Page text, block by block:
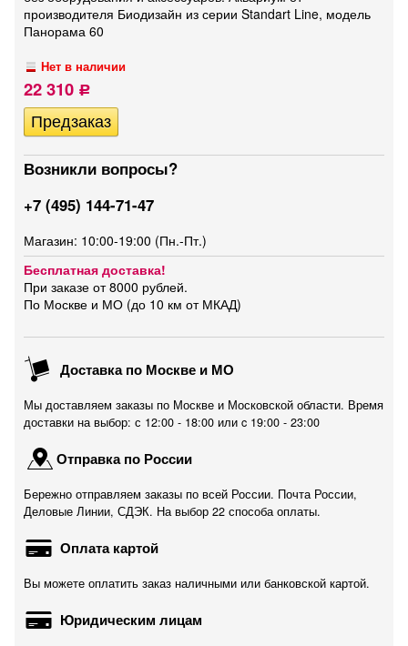
производителя Биодизайн из серии Standart Line, модель
Панорама 60
Нет в наличии
22 310 Р
Возникли вопросы?
+7 (495) 144-71-47
Магазин: 10:00-19:00 (Пн.-Пт.)
Бесплатная доставка!
При заказе от 8000 рублей.
По Москве и МО (до 10 км от МКАД)
Доставка по Москве и МО
Мы доставляем заказы по Москве и Московской области. Время
доставки на выбор: с 12:00 - 18:00 или c 19:00 - 23:00
Отправка по России
Бережно отправляем заказы по всей России. Почта России,
Деловые Линии, СДЭК. На выбор 22 способа оплаты.
Оплата картой
Вы можете оплатить заказ наличными или банковской картой.
Юридическим лицам